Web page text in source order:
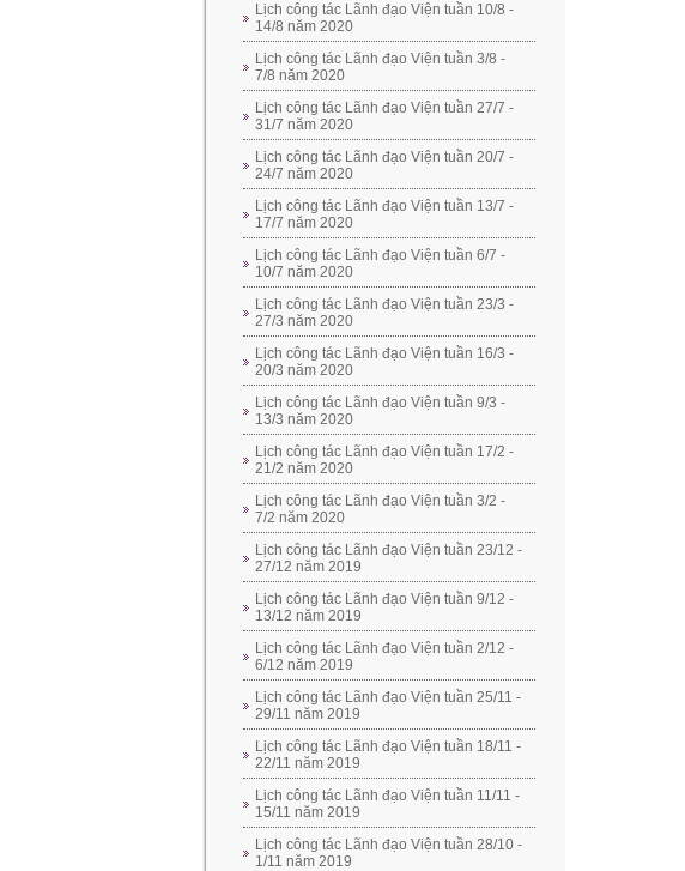
Lịch công tác Lãnh đạo Viện tuần 10/8 -
14/8 năm 2020
Lịch công tác Lãnh đạo Viện tuần 3/8 -
7/8 năm 2020
Lịch công tác Lãnh đạo Viện tuần 27/7 -
31/7 năm 2020
Lịch công tác Lãnh đạo Viện tuần 20/7 -
24/7 năm 2020
Lịch công tác Lãnh đạo Viện tuần 13/7 -
17/7 năm 2020
Lịch công tác Lãnh đạo Viện tuần 6/7 -
10/7 năm 2020
Lịch công tác Lãnh đạo Viện tuần 23/3 -
27/3 năm 2020
Lịch công tác Lãnh đạo Viện tuần 16/3 -
20/3 năm 2020
Lịch công tác Lãnh đạo Viện tuần 9/3 -
13/3 năm 2020
Lịch công tác Lãnh đạo Viện tuần 17/2 -
21/2 năm 2020
Lịch công tác Lãnh đạo Viện tuần 3/2 -
7/2 năm 2020
Lịch công tác Lãnh đạo Viện tuần 23/12 -
27/12 năm 2019
Lịch công tác Lãnh đạo Viện tuần 9/12 -
13/12 năm 2019
Lịch công tác Lãnh đạo Viện tuần 2/12 -
6/12 năm 2019
Lịch công tác Lãnh đạo Viện tuần 25/11 -
29/11 năm 2019
Lịch công tác Lãnh đạo Viện tuần 18/11 -
22/11 năm 2019
Lịch công tác Lãnh đạo Viện tuần 11/11 -
15/11 năm 2019
Lịch công tác Lãnh đạo Viện tuần 28/10 -
1/11 năm 2019